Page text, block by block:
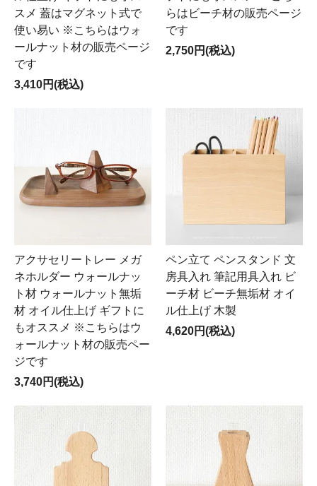
スメ 蓋はマグネット式で
使い易い ※こちらはウォ
ールナット材の販売ページ
です
3,410円(税込)
らはビーチ材の販売ページ
です
2,750円(税込)
アクサセリートレー メガ
ネホルダー ウォールナッ
ト材 ウォールナット無垢
材 オイル仕上げ ギフトに
もオススメ ※こちらはウ
ォールナット材の販売ペー
ジです
3,740円(税込)
ペン立て ペンスタンド 文
房具入れ 筆記用具入れ ビ
ーチ材 ビーチ無垢材 オイ
ル仕上げ 木製
4,620円(税込)